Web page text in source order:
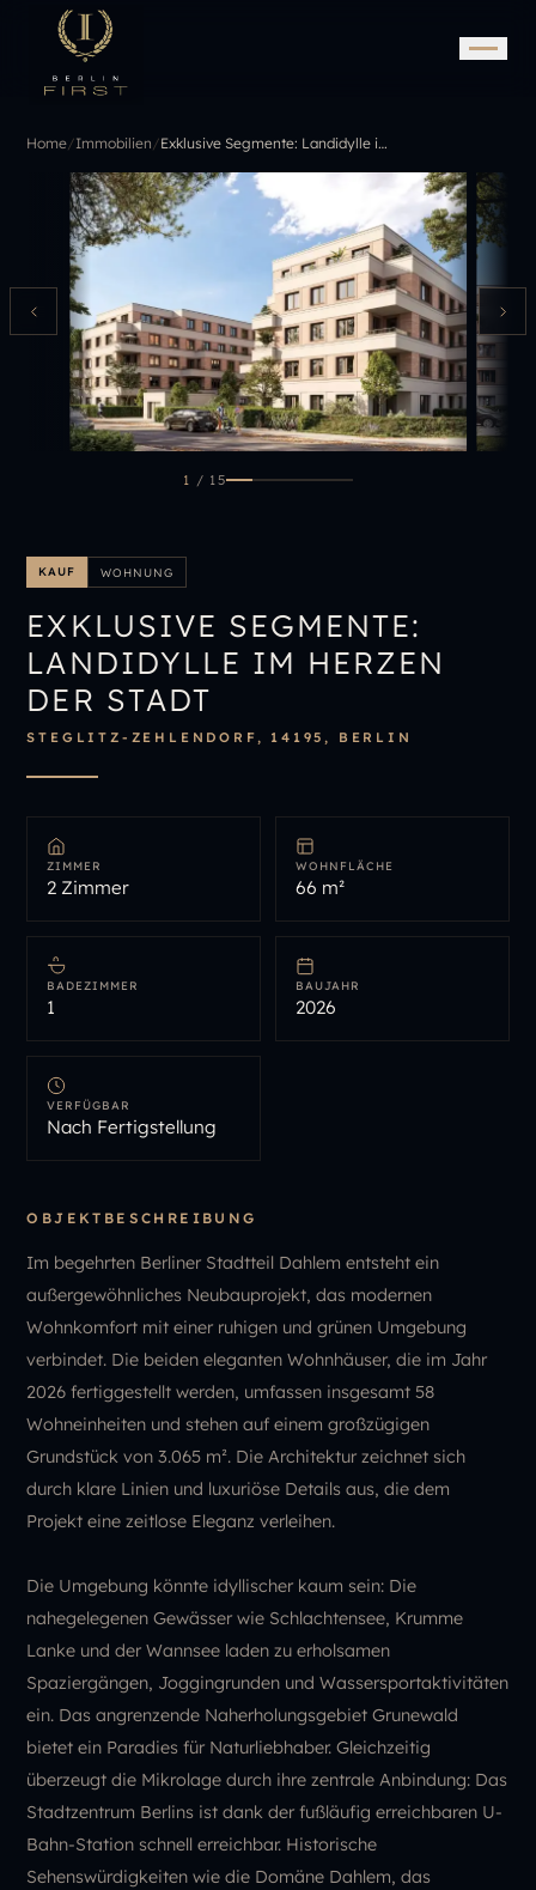
IMMOBILIE BEWERTEN
Home/Immobilien/ Exklusive Segmente: Landidylle im Herzen der Stadt
1 / 15
KAUF WOHNUNG
EXKLUSIVE SEGMENTE:
LANDIDYLLE IM HERZEN
DER STADT
STEGLITZ-ZEHLENDORF, 14195, BERLIN
ZIMMER
2 Zimmer
WOHNFLÄCHE
66 m²
BADEZIMMER
1
BAUJAHR
2026
VERFÜGBAR
Nach Fertigstellung
OBJEKTBESCHREIBUNG
Im begehrten Berliner Stadtteil Dahlem entsteht ein
außergewöhnliches Neubauprojekt, das modernen
Wohnkomfort mit einer ruhigen und grünen Umgebung
verbindet. Die beiden eleganten Wohnhäuser, die im Jahr
2026 fertiggestellt werden, umfassen insgesamt 58
Wohneinheiten und stehen auf einem großzügigen
Grundstück von 3.065 m². Die Architektur zeichnet sich
durch klare Linien und luxuriöse Details aus, die dem
Projekt eine zeitlose Eleganz verleihen.
Die Umgebung könnte idyllischer kaum sein: Die
nahegelegenen Gewässer wie Schlachtensee, Krumme
Lanke und der Wannsee laden zu erholsamen
Spaziergängen, Joggingrunden und Wassersportaktivitäten
ein. Das angrenzende Naherholungsgebiet Grunewald
bietet ein Paradies für Naturliebhaber. Gleichzeitig
überzeugt die Mikrolage durch ihre zentrale Anbindung: Das
Stadtzentrum Berlins ist dank der fußläufig erreichbaren U-
Bahn-Station schnell erreichbar. Historische
Sehenswürdigkeiten wie die Domäne Dahlem, das